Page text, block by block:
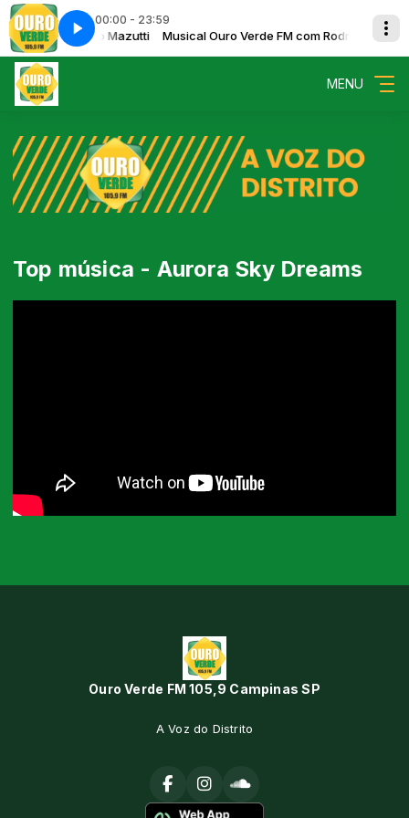
00:00 - 23:59
FM com Rodrigo Mazutti Musical Ouro Verde FM com Rodrigo Mazutti
DIGA NÃO A CORRUPÇÃO
MENU
Top música - Aurora Sky Dreams
Ouro Verde FM 105,9 Campinas SP
A Voz do Distrito